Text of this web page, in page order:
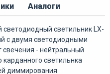
Аналоги
светильник LX-
с двумя светодиодными
- нейтральный
светильнка
диммирования